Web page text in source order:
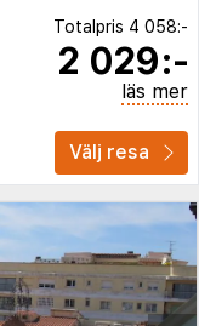
Totalpris 4 058:-
2 029:-
läs mer
Välj resa